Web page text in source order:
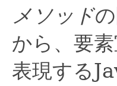
メソッド
から、要
表現する